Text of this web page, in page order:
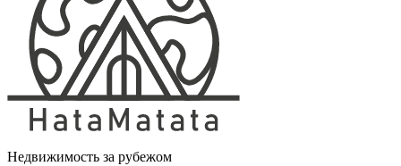
Недвижимость за рубежом